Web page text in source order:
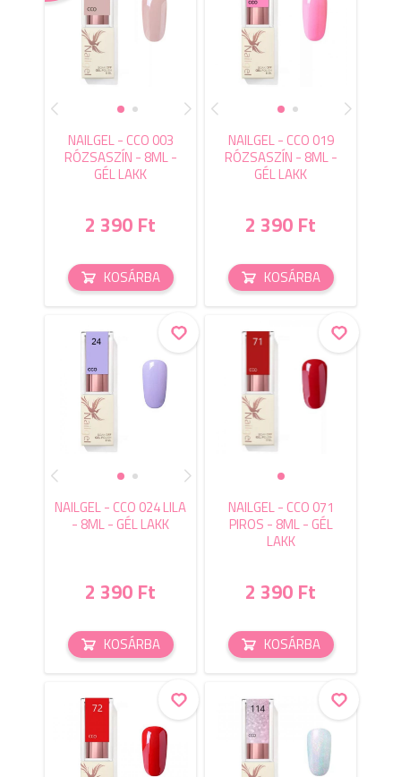
NAILGEL - CCO 003
RÓZSASZÍN - 8ML -
GÉL LAKK
2 390 Ft
KOSÁRBA
NAILGEL - CCO 019
RÓZSASZÍN - 8ML -
GÉL LAKK
2 390 Ft
KOSÁRBA
NAILGEL - CCO 024 LILA
- 8ML - GÉL LAKK
2 390 Ft
KOSÁRBA
NAILGEL - CCO 071
PIROS - 8ML - GÉL
LAKK
2 390 Ft
KOSÁRBA